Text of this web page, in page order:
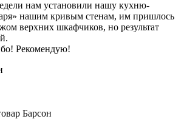
нам установили нашу кухню-
нашим кривым стенам, им пришлось
верхних шкафчиков, но результат
Рекомендую!
Барсон